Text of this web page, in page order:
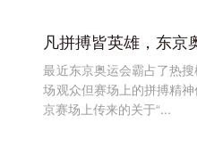
最近东京奥运会霸占了热
场观众但赛场上的拼搏精
京赛场上传来的关于“...